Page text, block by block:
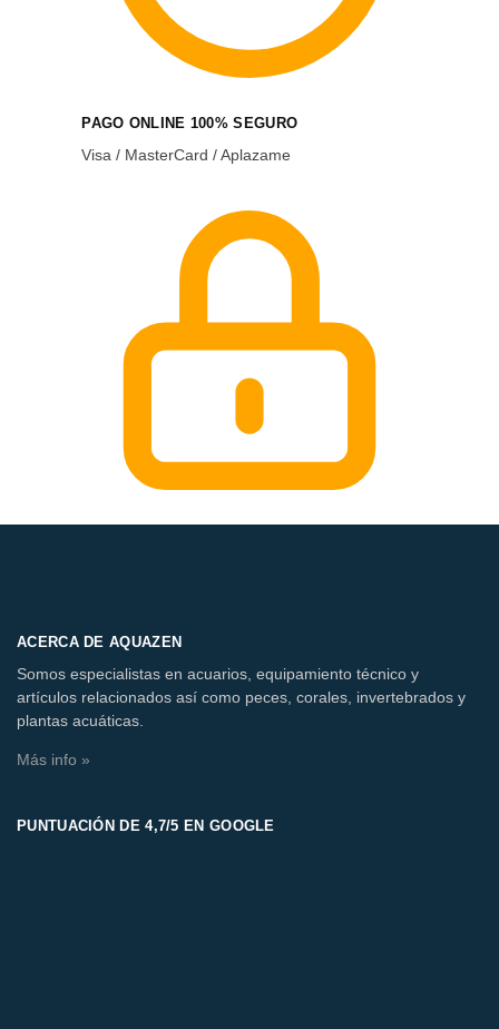
PAGO ONLINE 100% SEGURO
Visa / MasterCard / Aplazame
ACERCA DE AQUAZEN
Somos especialistas en acuarios, equipamiento técnico y
artículos relacionados así como peces, corales, invertebrados y
plantas acuáticas.
Más info »
PUNTUACIÓN DE 4,7/5 EN GOOGLE